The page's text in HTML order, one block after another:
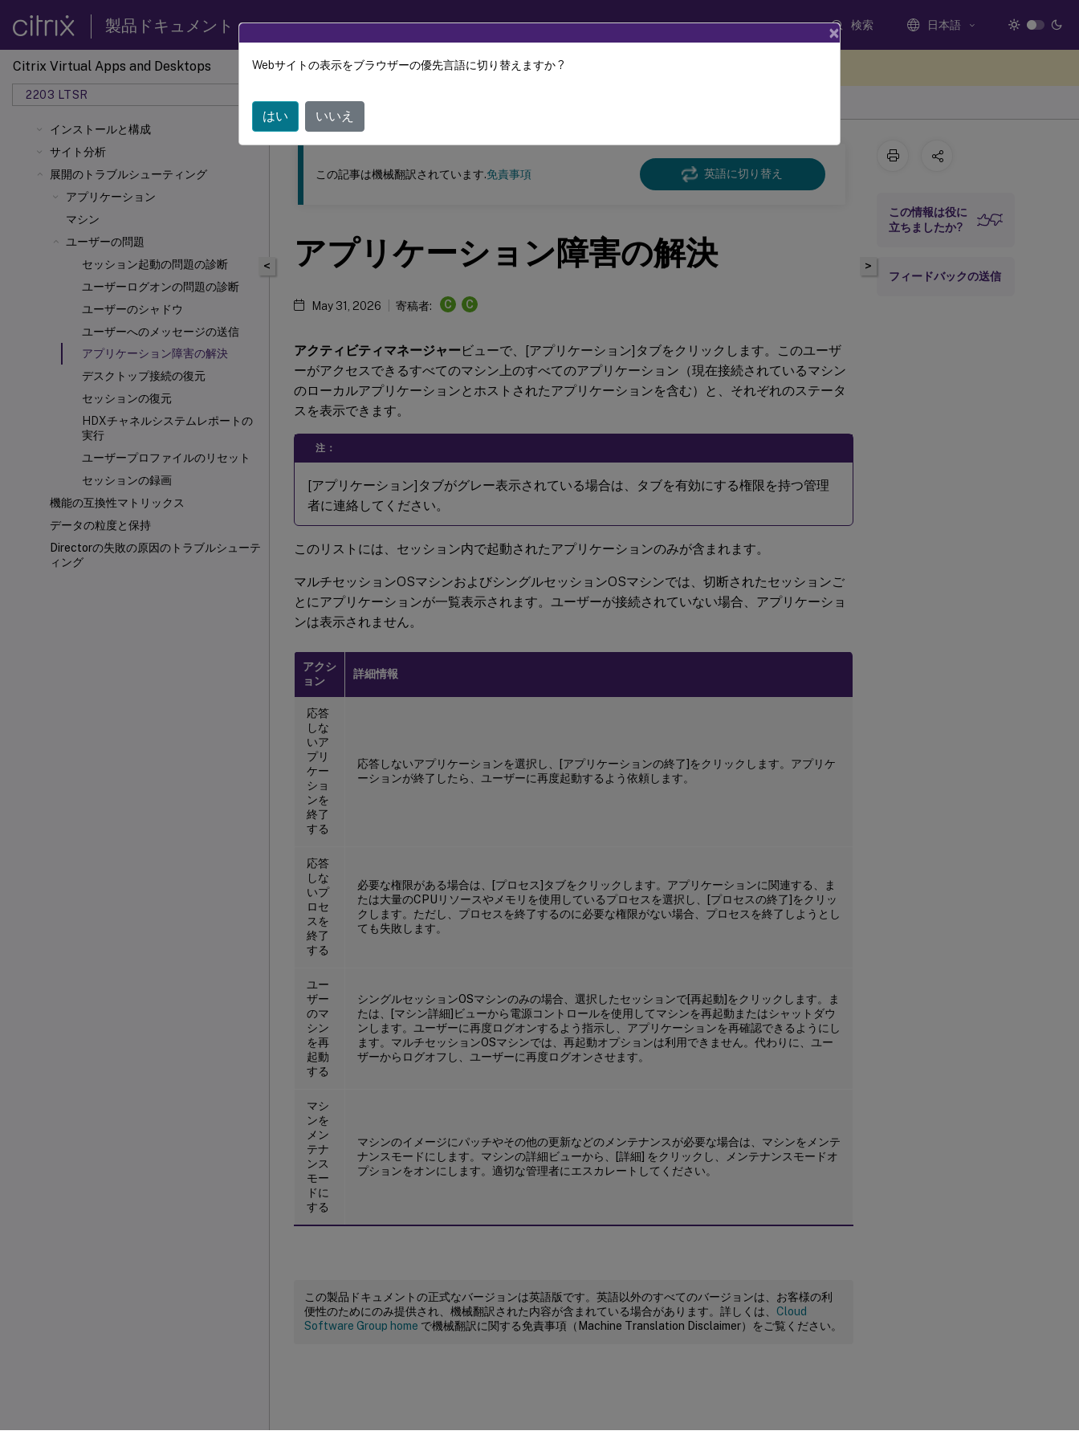
製品ドキュメント 検索 日本語
Citrix Virtual Apps and Desktops
2203 LTSR
インストールと構成
サイト分析
展開のトラブルシューティング
アプリケーション
マシン
ユーザーの問題
セッション起動の問題の診断
ユーザーログオンの問題の診断
ユーザーのシャドウ
ユーザーへのメッセージの送信
アプリケーション障害の解決
デスクトップ接続の復元
セッションの復元
HDXチャネルシステムレポートの
実行
ユーザープロファイルのリセット
セッションの録画
機能の互換性マトリックス
データの粒度と保持
Directorの失敗の原因のトラブルシューテ
ィング
このコンテンツは動的に機械翻訳されています。
Citrix Virtual Apps and Desktops 7 2203 LTSR
<
この記事は機械翻訳されています.免責事項 英語に切り替え
アプリケーション障害の解決
May 31, 2026 寄稿者: C C
アクティビティマネージャービューで、[アプリケーション]タブをクリックします。このユーザ
ーがアクセスできるすべてのマシン上のすべてのアプリケーション（現在接続されているマシン
のローカルアプリケーションとホストされたアプリケーションを含む）と、それぞれのステータ
スを表示できます。
注：
[アプリケーション]タブがグレー表示されている場合は、タブを有効にする権限を持つ管理
者に連絡してください。
このリストには、セッション内で起動されたアプリケーションのみが含まれます。
マルチセッションOSマシンおよびシングルセッションOSマシンでは、切断されたセッションご
とにアプリケーションが一覧表示されます。ユーザーが接続されていない場合、アプリケーショ
ンは表示されません。
アクシ
ョン
詳細情報
応答
しな
いア
プリ
ケー
ショ
ンを
終了
する
応答しないアプリケーションを選択し、[アプリケーションの終了]をクリックします。アプリケ
ーションが終了したら、ユーザーに再度起動するよう依頼します。
応答
しな
いプ
ロセ
スを
終了
する
必要な権限がある場合は、[プロセス]タブをクリックします。アプリケーションに関連する、ま
たは大量のCPUリソースやメモリを使用しているプロセスを選択し、[プロセスの終了]をクリッ
クします。ただし、プロセスを終了するのに必要な権限がない場合、プロセスを終了しようとし
ても失敗します。
ユー
ザー
のマ
シン
を再
起動
する
シングルセッションOSマシンのみの場合、選択したセッションで[再起動]をクリックします。ま
たは、[マシン詳細]ビューから電源コントロールを使用してマシンを再起動またはシャットダウ
ンします。ユーザーに再度ログオンするよう指示し、アプリケーションを再確認できるようにし
ます。マルチセッションOSマシンでは、再起動オプションは利用できません。代わりに、ユー
ザーからログオフし、ユーザーに再度ログオンさせます。
マシ
ンを
メン
テナ
ンス
モー
ドに
する
マシンのイメージにパッチやその他の更新などのメンテナンスが必要な場合は、マシンをメンテ
ナンスモードにします。マシンの詳細ビューから、[詳細] をクリックし、メンテナンスモードオ
プションをオンにします。適切な管理者にエスカレートしてください。
この製品ドキュメントの正式なバージョンは英語版です。英語以外のすべてのバージョンは、お客様の利
便性のためにのみ提供され、機械翻訳された内容が含まれている場合があります。詳しくは、 Cloud
Software Group home で機械翻訳に関する免責事項（Machine Translation Disclaimer）をご覧ください。
>
この情報は役に
立ちましたか?
フィードバックの送信
×
Webサイトの表示をブラウザーの優先言語に切り替えますか ?
はい いいえ